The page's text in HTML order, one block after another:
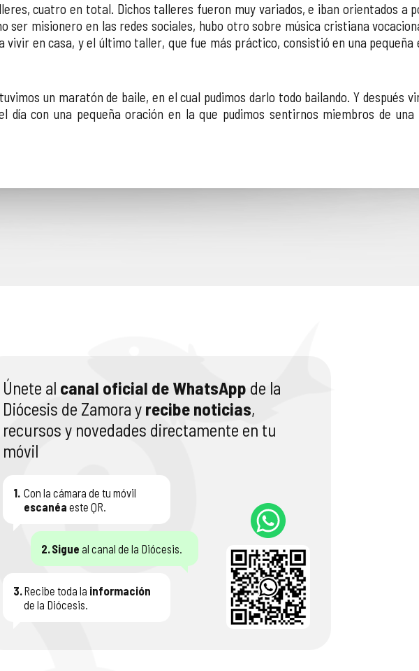
cuatro en total. Dichos talleres fueron muy variados, e iban orientados a
misionero en las redes sociales, hubo otro sobre música cristiana
vivir en casa, y el último taller, que fue más práctico, consistió en una pequeña
un maratón de baile, en el cual pudimos darlo todo bailando. Y después
día con una pequeña oración en la que pudimos sentirnos miembros de
Únete al canal oficial de WhatsApp de la
Diócesis de Zamora y recibe noticias,
recursos y novedades directamente en tu
móvil
1. Con la cámara de tu móvil
escanéa este QR.
2.Sigue al canal de la Diócesis.
3.Recibe toda la información
de la Diócesis.